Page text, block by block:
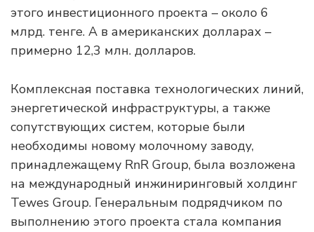
этого инвестиционного проекта – около 6
млрд. тенге. А в американских долларах –
примерно 12,3 млн. долларов.
Комплексная поставка технологических линий,
энергетической инфраструктуры, а также
сопутствующих систем, которые были
необходимы новому молочному заводу,
принадлежащему RnR Group, была возложена
на международный инжиниринговый холдинг
Tewes Group. Генеральным подрядчиком по
выполнению этого проекта стала компания